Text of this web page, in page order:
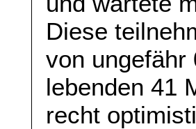
Diese
von ungefähr
lebenden 41
recht